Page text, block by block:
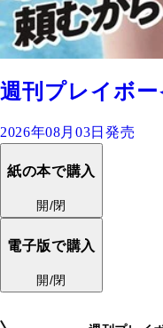
週刊プレイボー
2026年08月03日発売
紙の本で購入
開/閉
電子版で購入
開/閉